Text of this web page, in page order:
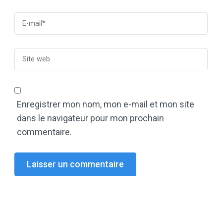
Enregistrer mon nom, mon e-mail et mon site
dans le navigateur pour mon prochain
commentaire.